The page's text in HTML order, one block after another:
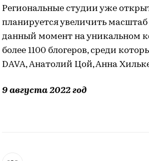
Региональные студии уже
планируется увеличить
данный момент на уникальном
более 1100 блогеров, среди
DAVA, Анатолий Цой, Анна
9 августа 2022 год